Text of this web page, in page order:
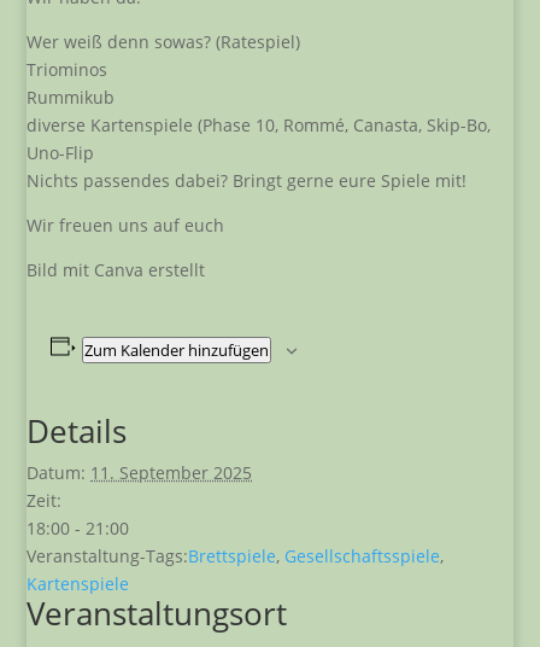
Wer weiß denn sowas? (Ratespiel)
Triominos
Rummikub
diverse Kartenspiele (Phase 10, Rommé, Canasta, Skip-Bo,
Uno-Flip
Nichts passendes dabei? Bringt gerne eure Spiele mit!
Wir freuen uns auf euch
Bild mit Canva erstellt
Zum Kalender hinzufügen
Details
Datum: 11. September 2025
Zeit:
18:00 - 21:00
Veranstaltung-Tags:Brettspiele, Gesellschaftsspiele,
Kartenspiele
Veranstaltungsort